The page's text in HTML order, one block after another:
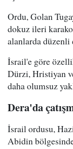
Ordu, Golan
dokuz ileri
alanlarda
İsrail'e göre
Dürzi, Hristiyan
daha olumsuz
Dera'da
İsrail ordusu,
Abidin